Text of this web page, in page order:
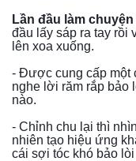
Lần đầu làm chuyện
đầu lấy sáp ra tay rồi
lên xoa xuống.
- Được cung cấp một
nghe lời răm rắp bảo
nào.
- Chỉnh chu lại thì
nhiên tạo hiệu ứng
cái sợi tóc khó bảo